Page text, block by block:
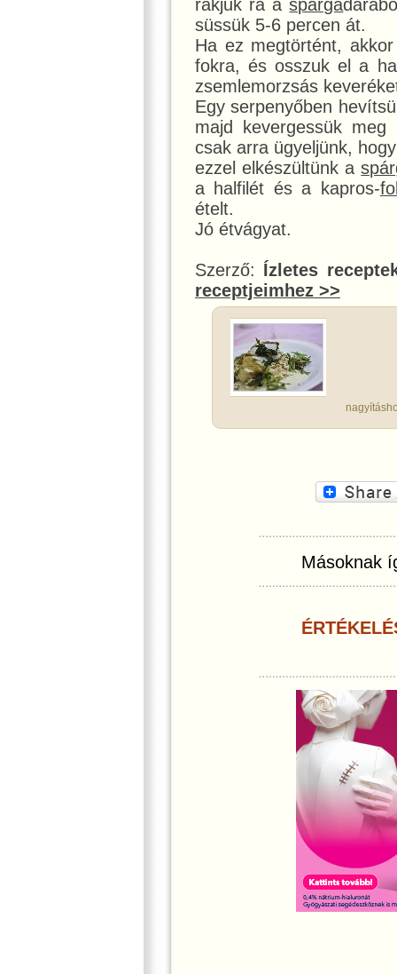
rakjuk rá aspárga
süssük 5-6 percen át.
Ha ez megtörtént,
fokra, és osszuk el a
zsemlemorzsás
Egy serpenyőben
majd kevergessük
csak arra ügyeljünk,
ezzel elkészültünk a
a halfilét és a kapros-
ételt.
Jó étvágyat.
Szerző: Ízletes
receptjeimhez >>
Másoknak